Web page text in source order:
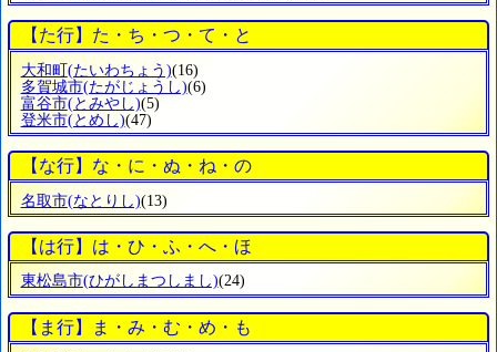
【た行】た・ち・つ・て・と
大和町 (たいわちょう)(16)
多賀城市(たがじょうし)(6)
富谷市(とみやし)(5)
登米市(とめし)(47)
【な行】な・に・ぬ・ね・の
名取市(なとりし)(13)
【は行】は・ひ・ふ・へ・ほ
東松島市(ひがしまつしまし)(24)
【ま行】ま・み・む・め・も